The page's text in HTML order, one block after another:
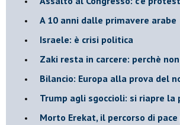
A 10 anni dalle primavere arabe
Israele: è crisi politica
Zaki resta in carcere: perchè
Bilancio: Europa alla prova del
Trump agli sgoccioli: si riapre la
Morto Erekat, il percorso di